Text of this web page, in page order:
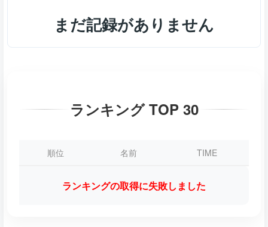
まだ記録がありません
ランキング TOP 30
順位 名前 TIME
ランキングの取得に失敗しました